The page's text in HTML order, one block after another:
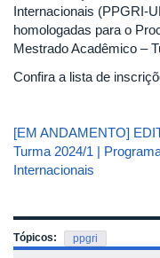
Internacionais (PPGRI-
homologadas para o
Mestrado Acadêmico –
Confira a lista de
[EM ANDAMENTO]
Turma 2024/1 |
Internacionais
Tópicos: ppgri